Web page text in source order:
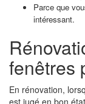
Parce que
intéressant.
fenêtres
En rénovation,
est jugé en bon